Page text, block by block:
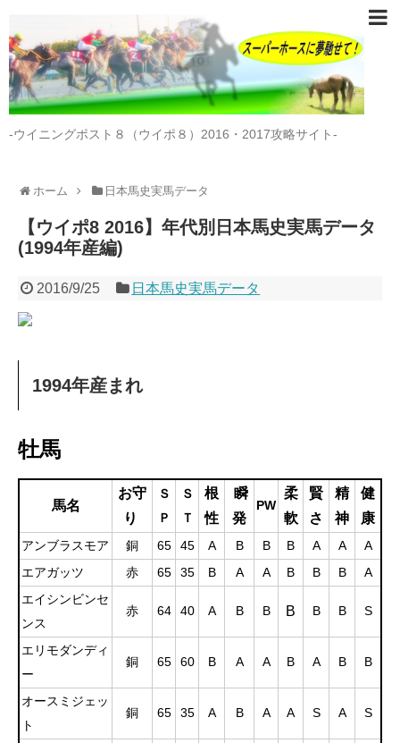
-ウイニングポスト８（ウイポ８）2016・2017攻略サイト-
ホーム 日本馬史実馬データ
【ウイポ8 2016】年代別日本馬史実馬データ
(1994年産編)
2016/9/25 日本馬史実馬データ
1994年産まれ
牡馬
馬名
お守
り
Ｓ
Ｐ
Ｓ
Ｔ
根
性
瞬
発
PW
柔
軟
賢
さ
精
神
健
康
アンブラスモア 銅 65 45 A B B B A A
A
エアガッツ
赤 65 35 B A A B B B
A
エイシンビンセ
ンス
赤 64 40 A B B B B B S
エリモダンディ
ー
銅 65 60 B A A B A B B
オースミジェッ
ト
銅 65 35 A B A A S A S